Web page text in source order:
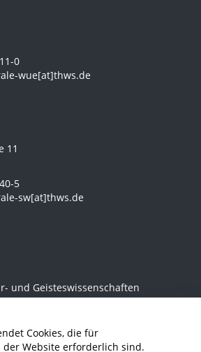
Cookies, die für
Website erforderlich sind.
0
wue[at]thws.de
11
5
sw[at]thws.de
und Geisteswissenschaften